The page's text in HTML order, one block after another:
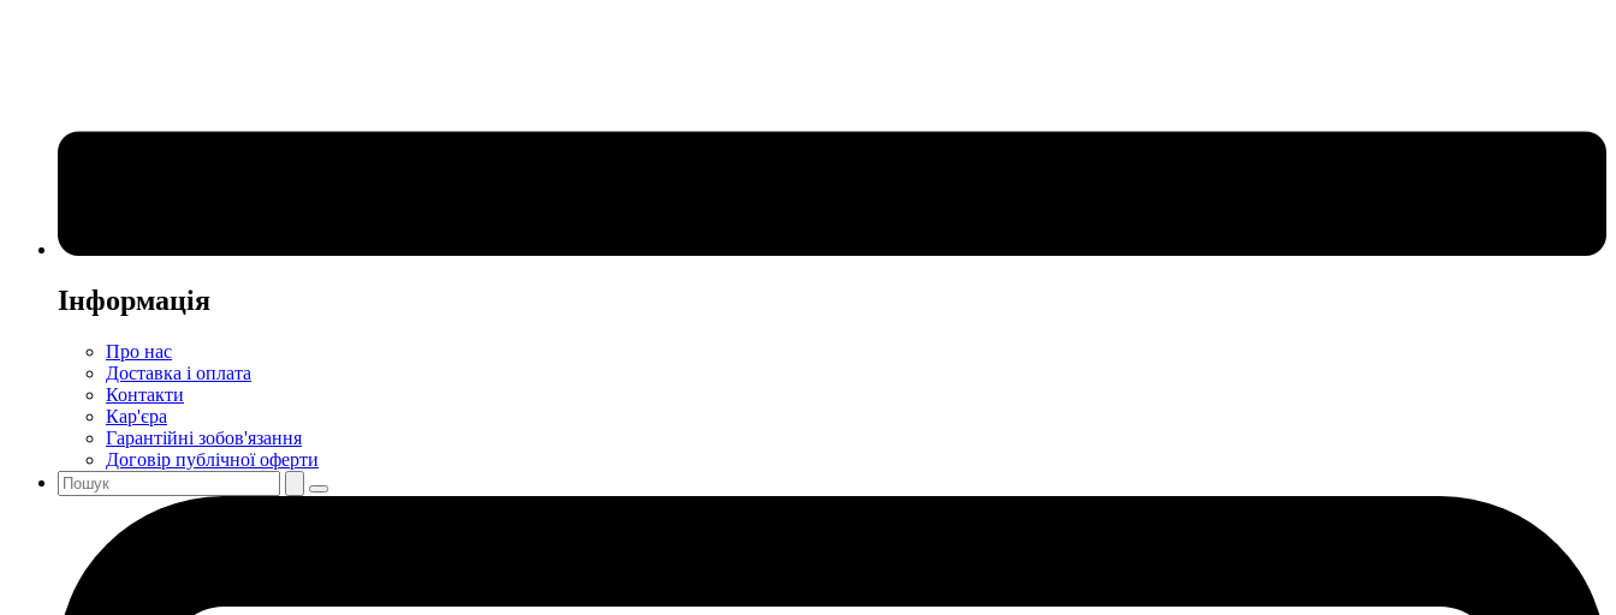
Інформація
Про нас
Доставка і оплата
Контакти
Кар'єра
Гарантійні зобов'язання
Договір публічної оферти